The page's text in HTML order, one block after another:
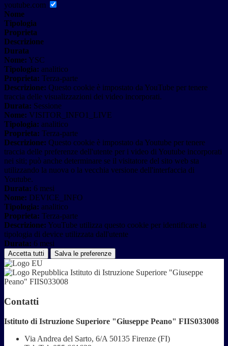
youtube.com
Nome
Tipologia
Proprieta
Descrizione
Durata
Nome: YSC
Tipologia: analitico
Proprieta: Terza-parte
Descrizione: Questo cookie è impostato da YouTube per tenere
traccia delle visualizzazioni dei video incorporati.
Durata: Sessione
Nome: VISITOR_INFO1_LIVE
Tipologia: analitico
Proprieta: Terza-parte
Descrizione: Questo cookie è impostato da Youtube per tenere
traccia delle preferenze dell'utente per i video di Youtube incorporati
nei siti; può anche determinare se il visitatore del sito web sta
utilizzando la nuova o la vecchia versione dell'interfaccia di
Youtube.
Durata: 6 mesi
Nome: DEVICE_INFO
Tipologia: analitico
Proprieta: Terza-parte
Descrizione: YouTube utilizza questo cookie per identificare la
tipologia di device utilizzata dall'utente
Durata: 6 mesi
Accetta tutti Salva le preferenze
Istituto di Istruzione Superiore "Giuseppe
Peano" FIIS033008
Contatti
Istituto di Istruzione Superiore "Giuseppe Peano" FIIS033008
Via Andrea del Sarto, 6/A 50135 Firenze (FI)